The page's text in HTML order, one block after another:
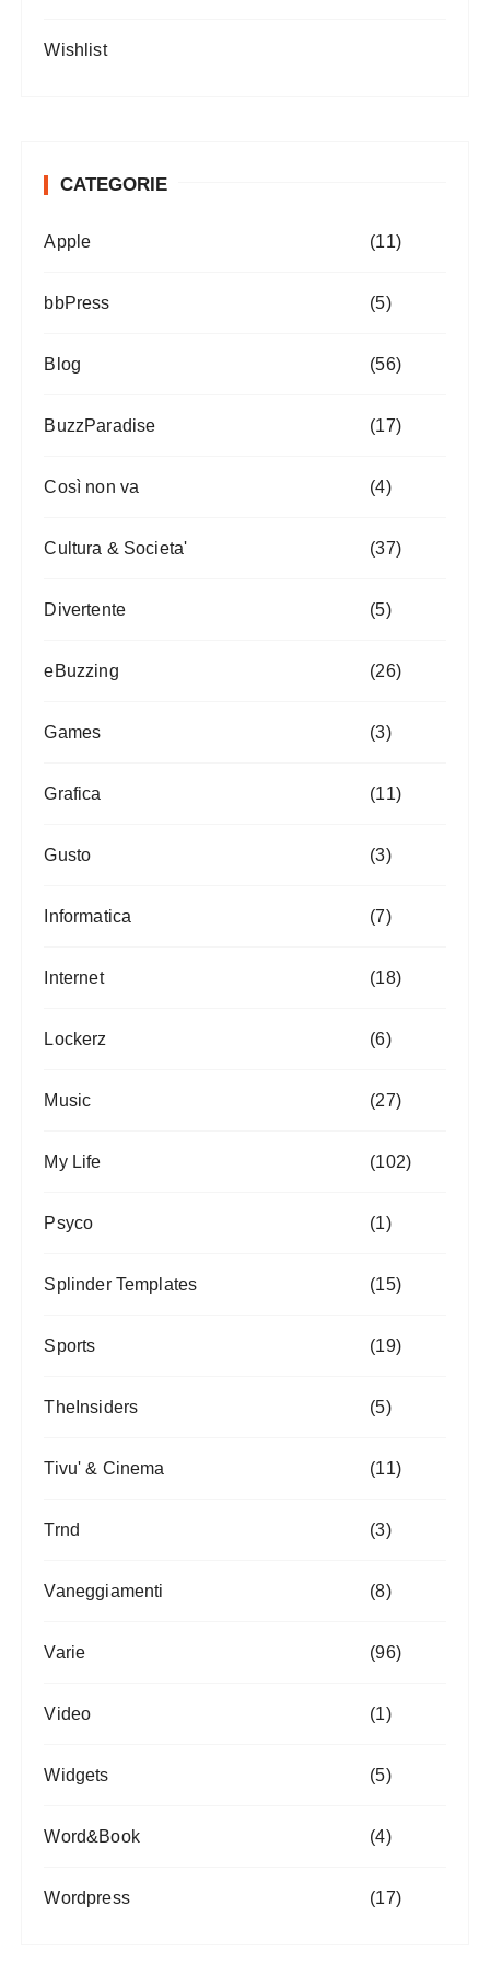
Wishlist
CATEGORIE
Apple (11)
bbPress (5)
Blog (56)
BuzzParadise (17)
Così non va (4)
Cultura & Societa' (37)
Divertente (5)
eBuzzing (26)
Games (3)
Grafica (11)
Gusto (3)
Informatica (7)
Internet (18)
Lockerz (6)
Music (27)
My Life (102)
Psyco (1)
Splinder Templates (15)
Sports (19)
TheInsiders (5)
Tivu' & Cinema (11)
Trnd (3)
Vaneggiamenti (8)
Varie (96)
Video (1)
Widgets (5)
Word&Book (4)
Wordpress (17)